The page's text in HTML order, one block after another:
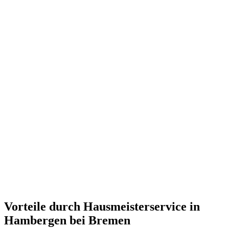
Vorteile durch Hausmeisterservice in
Hambergen bei Bremen